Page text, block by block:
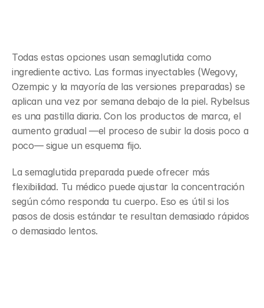
Todas estas opciones usan semaglutida como
ingrediente activo. Las formas inyectables (Wegovy,
Ozempic y la mayoría de las versiones preparadas) se
aplican una vez por semana debajo de la piel. Rybelsus
es una pastilla diaria. Con los productos de marca, el
aumento gradual —el proceso de subir la dosis poco a
poco— sigue un esquema fijo.
La semaglutida preparada puede ofrecer más
flexibilidad. Tu médico puede ajustar la concentración
según cómo responda tu cuerpo. Eso es útil si los
pasos de dosis estándar te resultan demasiado rápidos
o demasiado lentos.